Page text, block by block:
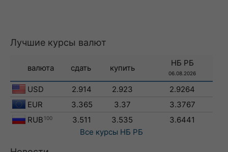
Лучшие курсы валют
валюта сдать купить
НБ РБ
06.08.2026
USD 2.914 2.923
2.9264
EUR
3.365 3.37
3.3767
RUB 100 3.511 3.535
3.6441
Все курсы НБ РБ